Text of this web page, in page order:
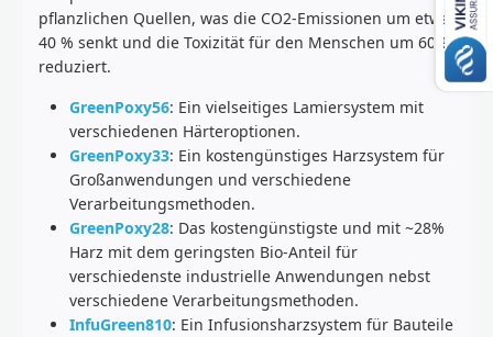
pflanzlichen Quellen, was die CO2-Emissionen um etwa
40 % senkt und die Toxizität für den Menschen um 60 %
reduziert.
GreenPoxy56: Ein vielseitiges Lamiersystem mit
verschiedenen Härteroptionen.
GreenPoxy33: Ein kostengünstiges Harzsystem für
Großanwendungen und verschiedene
Verarbeitungsmethoden.
GreenPoxy28: Das kostengünstigste und mit ~28%
Harz mit dem geringsten Bio-Anteil für
verschiedenste industrielle Anwendungen nebst
verschiedene Verarbeitungsmethoden.
InfuGreen810: Ein Infusionsharzsystem für Bauteile